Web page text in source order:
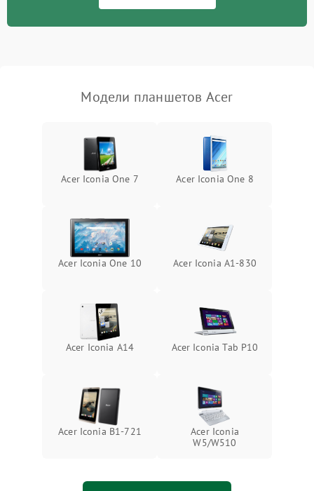
Сенсорное управление
Проблемы с механикой
Кнопки и органы управления
Модели планшетов Acer
Acer Iconia One 7 Acer Iconia One 8
Acer Iconia One 10 Acer Iconia A1‑830
Acer Iconia A14 Acer Iconia Tab P10
Acer Iconia B1‑721
Acer Iconia
W5/W510